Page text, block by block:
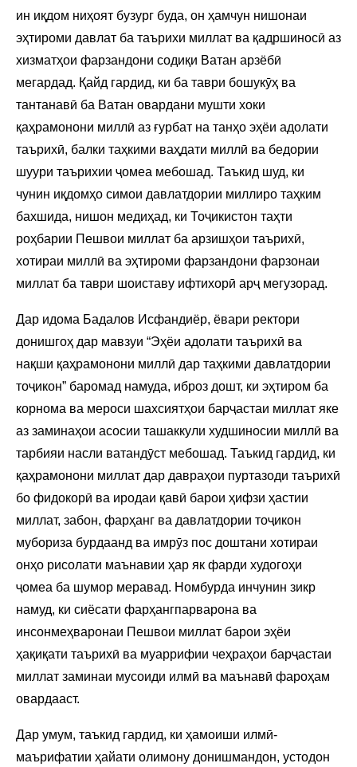
ин иқдом ниҳоят бузург буда, он ҳамчун нишонаи
эҳтироми давлат ба таърихи миллат ва қадршиносӣ аз
хизматҳои фарзандони содиқи Ватан арзёбӣ
мегардад. Қайд гардид, ки ба таври бошукӯҳ ва
тантанавӣ ба Ватан овардани мушти хоки
қаҳрамонони миллӣ аз ғурбат на танҳо эҳёи адолати
таърихӣ, балки таҳкими ваҳдати миллӣ ва бедории
шуури таърихии ҷомеа мебошад. Таъкид шуд, ки
чунин иқдомҳо симои давлатдории миллиро таҳким
бахшида, нишон медиҳад, ки Тоҷикистон таҳти
роҳбарии Пешвои миллат ба арзишҳои таърихӣ,
хотираи миллӣ ва эҳтироми фарзандони фарзонаи
миллат ба таври шоиставу ифтихорӣ арҷ мегузорад.
Дар идома Бадалов Исфандиёр, ёвари ректори
донишгоҳ дар мавзуи “Эҳёи адолати таърихӣ ва
нақши қаҳрамонони миллӣ дар таҳкими давлатдории
тоҷикон” баромад намуда, иброз дошт, ки эҳтиром ба
корнома ва мероси шахсиятҳои барҷастаи миллат яке
аз заминаҳои асосии ташаккули худшиносии миллӣ ва
тарбияи насли ватандӯст мебошад. Таъкид гардид, ки
қаҳрамонони миллат дар давраҳои пуртазоди таърихӣ
бо фидокорӣ ва иродаи қавӣ барои ҳифзи ҳастии
миллат, забон, фарҳанг ва давлатдории тоҷикон
мубориза бурдаанд ва имрӯз пос доштани хотираи
онҳо рисолати маънавии ҳар як фарди худогоҳи
ҷомеа ба шумор меравад. Номбурда инчунин зикр
намуд, ки сиёсати фарҳангпарварона ва
инсонмеҳваронаи Пешвои миллат барои эҳёи
ҳақиқати таърихӣ ва муаррифии чеҳраҳои барҷастаи
миллат заминаи мусоиди илмӣ ва маънавӣ фароҳам
овардааст.
Дар умум, таъкид гардид, ки ҳамоиши илмӣ-
маърифатии ҳайати олимону донишмандон, устодон